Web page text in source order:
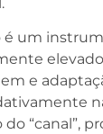
é um
e
do “canal”,